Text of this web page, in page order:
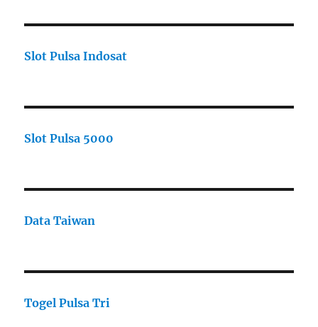
Slot Pulsa Indosat
Slot Pulsa 5000
Data Taiwan
Togel Pulsa Tri